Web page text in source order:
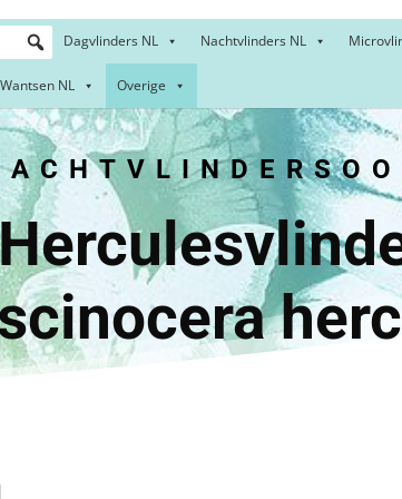
Dagvlinders NL Nachtvlinders NL
Wantsen NL Overige